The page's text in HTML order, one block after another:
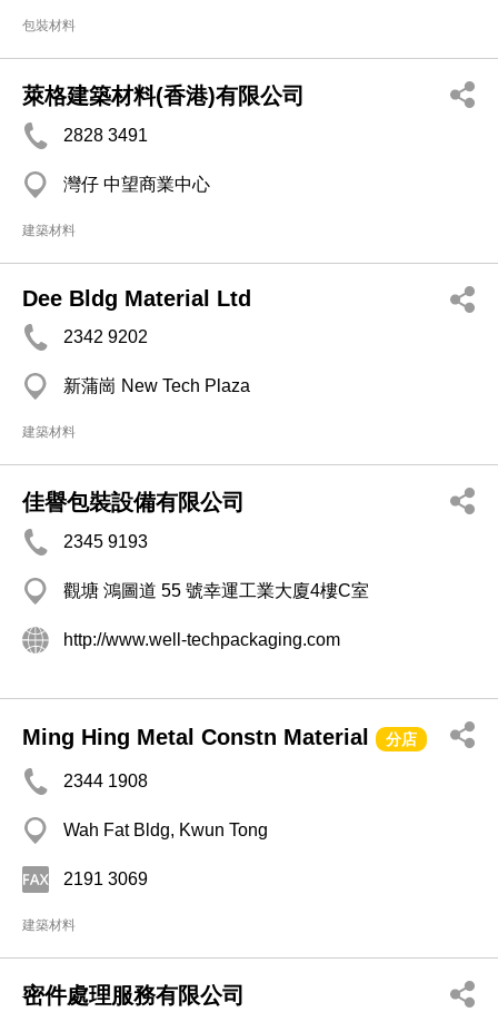
包裝材料
萊格建築材料(香港)有限公司
2828 3491
灣仔 中望商業中心
建築材料
Dee Bldg Material Ltd
2342 9202
新蒲崗 New Tech Plaza
建築材料
佳譽包裝設備有限公司
2345 9193
觀塘 鴻圖道 55 號幸運工業大廈4樓C室
http://www.well-techpackaging.com
Ming Hing Metal Constn Material 分店
2344 1908
Wah Fat Bldg, Kwun Tong
2191 3069
建築材料
密件處理服務有限公司